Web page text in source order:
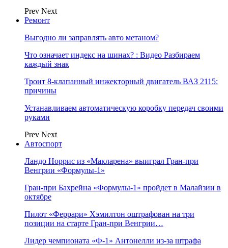
Prev Next
Ремонт
Выгодно ли заправлять авто метаном?
Что означает индекс на шинах? : Видео Разбираем
каждый знак
Троит 8-клапанный инжекторный двигатель ВАЗ 2115:
причины
Устанавливаем автоматическую коробку передач своими
руками
Prev Next
Автоспорт
Ландо Норрис из «Макларена» выиграл Гран‑при
Венгрии «Формулы‑1»
Гран‑при Бахрейна «Формулы‑1» пройдет в Малайзии в
октябре
Пилот «Феррари» Хэмилтон оштрафован на три
позиции на старте Гран‑при Венгрии…
Лидер чемпионата «Ф‑1» Антонелли из‑за штрафа